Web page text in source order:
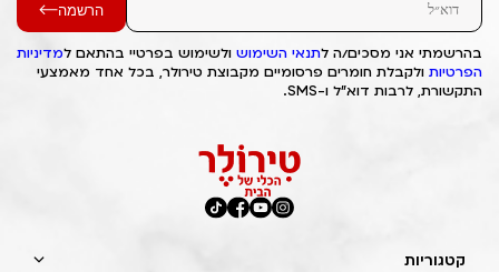
הרשמה
בהרשמתי אני מסכים/ה לתנאי השימוש ולשימוש בפרטיי בהתאם למדיניות
הפרטיות ולקבלת חומרים פרסומיים מקבוצת טירולר, בכל אחד מאמצעי
התקשורת, לרבות דוא"ל ו-SMS.
קטגוריות